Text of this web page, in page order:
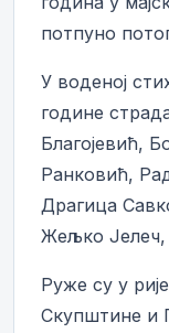
потпуно
У воденој
године
Благојевић,
Ранковић,
Драгица
Жељко Јелеч,
Руже су у
Скупштине и